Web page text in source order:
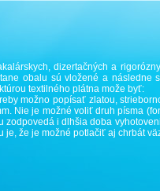
dizertačných a
obalu sú vložené a následne
textilného plátna može byť:
možno popísať zlatou,
Nie je možné voliť druh písma
zodpovedá i dlhšia doba
je, že je možné potlačiť aj chrbát